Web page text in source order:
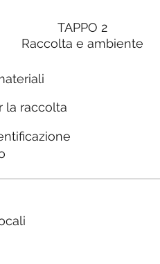
TAPPO 2
Raccolta e ambiente
la raccolta